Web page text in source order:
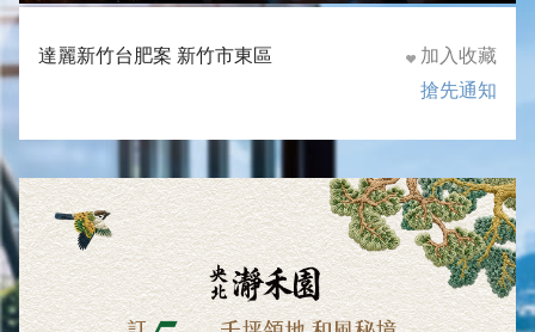
達麗新竹台肥案 新竹市東區
加入收藏
搶先通知